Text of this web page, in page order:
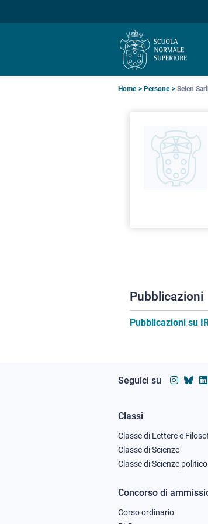
Briciole
pane
Home Persone Selen
Pubblicazioni
Pubblicazioni su
Seguici su
Footer
column
Classi
Classe di Lettere e
Classe di Scienze
Classe di Scienze
Concorso di
Corso ordinario